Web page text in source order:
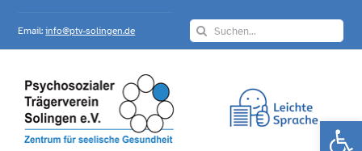
Search
for:
Email:info@ptv-solingen.de